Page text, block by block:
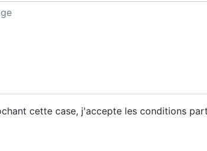
cette case, j'accepte les conditions